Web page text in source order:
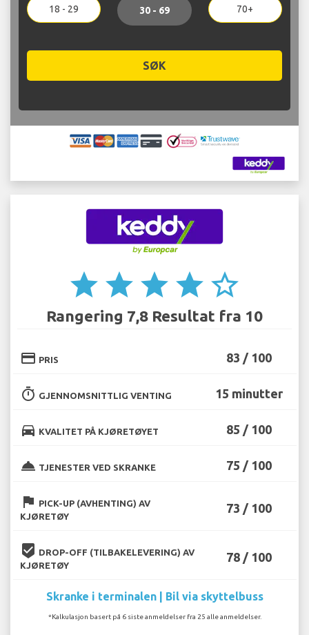
18 - 29 30 - 69 70+
SØK
star star star star star_border
Rangering 7,8 Resultat fra 10
credit_card PRIS 83 / 100
timer GJENNOMSNITTLIG VENTING 15 minutter
directions_car KVALITET PÅ KJØRETØYET 85 / 100
room_service TJENESTER VED SKRANKE 75 / 100
flag PICK-UP (AVHENTING) AV
KJØRETØY
73 / 100
beenhere DROP-OFF (TILBAKELEVERING) AV
KJØRETØY
78 / 100
Skranke i terminalen | Bil via skyttelbuss
*Kalkulasjon basert på 6 siste anmeldelser fra 25 alle anmeldelser.